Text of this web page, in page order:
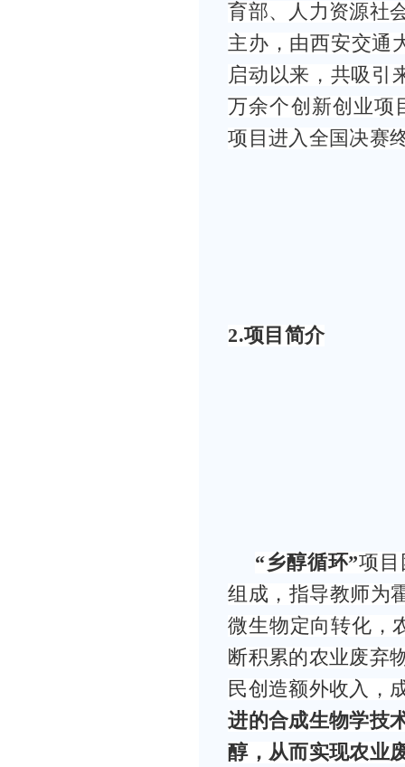
育部、人力资源社
主办，由西安交通
启动以来，共吸引
万余个创新创业项
项目进入全国决赛
2.项目简介
“乡醇循环”项目
组成，指导教师为
微生物定向转化，
断积累的农业废弃
民创造额外收入，
进的合成生物学技
醇，从而实现农业